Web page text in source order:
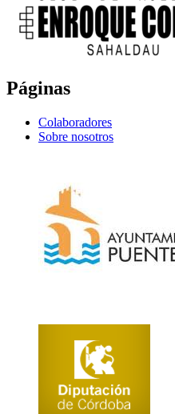
Páginas
Colaboradores
Sobre nosotros